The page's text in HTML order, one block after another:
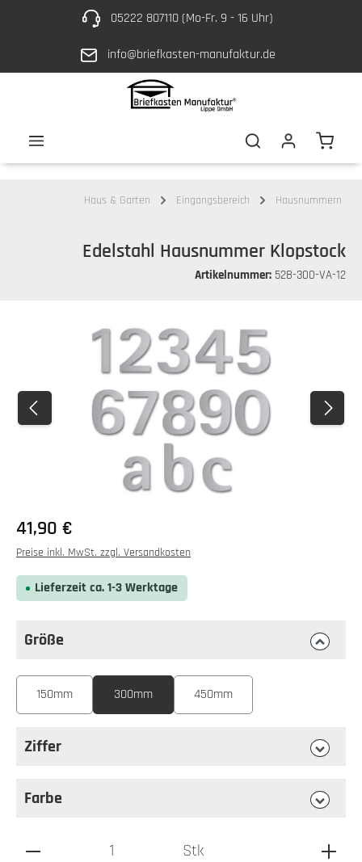
Zum Hauptinhalt springen05222 807110 (Mo-Fr. 9 - 16 Uhr)
info@briefkasten-manufaktur.de
Haus & Garten Eingangsbereich Hausnummern
Edelstahl Hausnummer Klopstock
Artikelnummer: 528-300-VA-12
Bildergalerie überspringen
Regulärer Preis:
41,90 €
Preise inkl. MwSt. zzgl. Versandkosten
Lieferzeit ca. 1-3 Werktage
Größe
Größeauswählen
150mm 300mm 450mm
Ziffer
Farbe
Produkt Anzahl: Gib den gewünschten Wert ein oder
Stk